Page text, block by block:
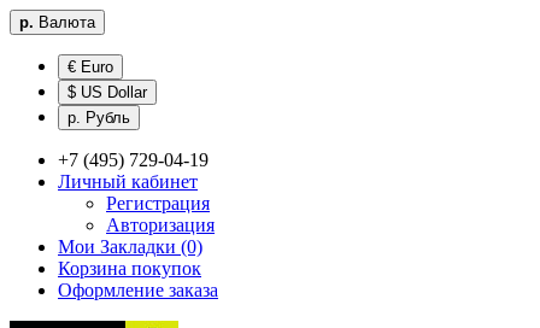
р. Валюта
€ Euro
$ US Dollar
р. Рубль
+7 (495) 729-04-19
Личный кабинет
Регистрация
Авторизация
Мои Закладки (0)
Корзина покупок
Оформление заказа